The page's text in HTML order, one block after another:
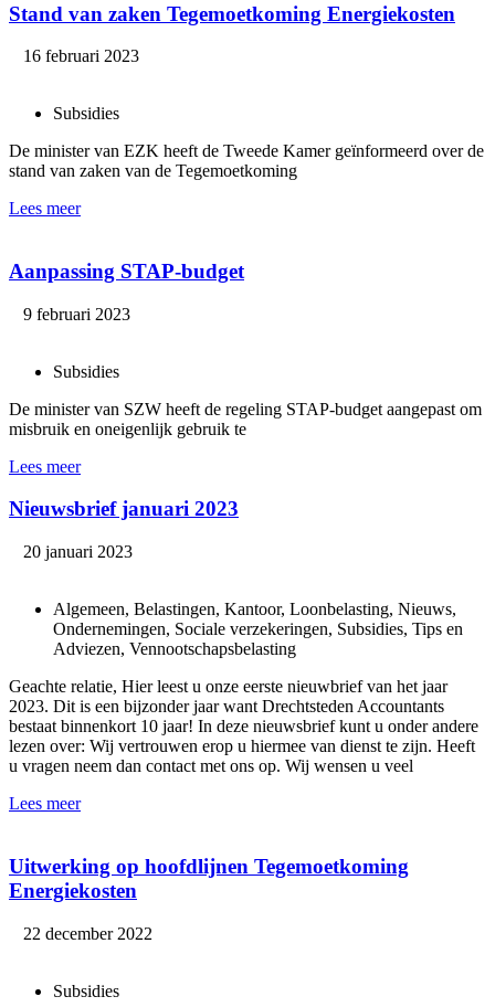
Stand van zaken Tegemoetkoming Energiekosten
16 februari 2023
Subsidies
De minister van EZK heeft de Tweede Kamer geïnformeerd over de
stand van zaken van de Tegemoetkoming
Lees meer
Aanpassing STAP-budget
9 februari 2023
Subsidies
De minister van SZW heeft de regeling STAP-budget aangepast om
misbruik en oneigenlijk gebruik te
Lees meer
Nieuwsbrief januari 2023
20 januari 2023
Algemeen, Belastingen, Kantoor, Loonbelasting, Nieuws,
Ondernemingen, Sociale verzekeringen, Subsidies, Tips en
Adviezen, Vennootschapsbelasting
Geachte relatie, Hier leest u onze eerste nieuwbrief van het jaar
2023. Dit is een bijzonder jaar want Drechtsteden Accountants
bestaat binnenkort 10 jaar! In deze nieuwsbrief kunt u onder andere
lezen over: Wij vertrouwen erop u hiermee van dienst te zijn. Heeft
u vragen neem dan contact met ons op. Wij wensen u veel
Lees meer
Uitwerking op hoofdlijnen Tegemoetkoming
Energiekosten
22 december 2022
Subsidies